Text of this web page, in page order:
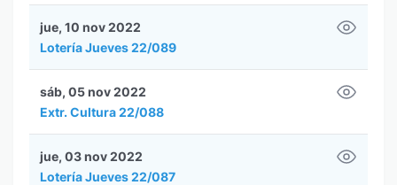
Lotería Jueves 22/089
jue, 10 nov 2022
Extr. Cultura 22/088
sáb, 05 nov 2022
Lotería Jueves 22/087
jue, 03 nov 2022